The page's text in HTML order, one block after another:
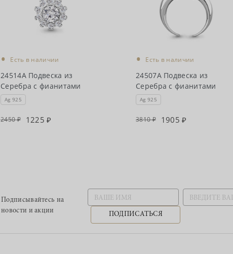
• Есть в наличии
24514А Подвеска из
Серебра с фианитами
Ag 925
2450 1225
• Есть в наличии
24507А Подвеска из
Серебра с фианитами
Ag 925
3810 1905
Подписывайтесь на
новости и акции
ПОДПИСАТЬСЯ